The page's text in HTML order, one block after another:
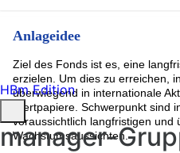
Anlageidee
Ziel des Fonds ist es, eine
erzielen. Um dies zu erreichen,
überwiegend in internationale
Wertpapiere. Schwerpunkt sind
voraussichtlich langfristigen und
Wachstumsaussichten.
HBm Edition
manager-